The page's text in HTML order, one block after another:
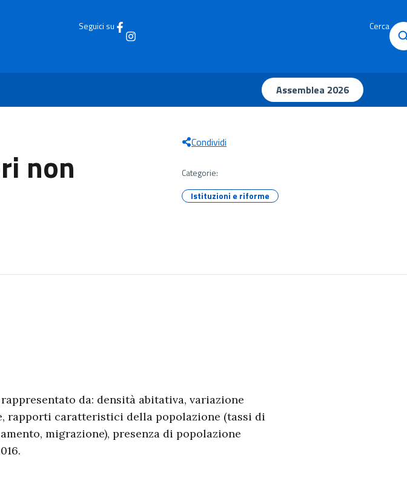
Seguici su Cerca
Assemblea 2026
non
Condividi
Categorie:
Istituzioni e riforme
da: densità abitativa, variazione
rapporti caratteristici della popolazione (tassi di
migrazione), presenza di popolazione